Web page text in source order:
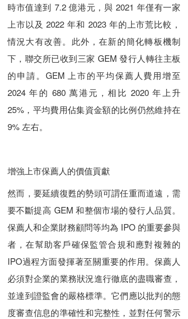
時市值達到 7.2 億港元，與 2021 年僅有一家
上市以及 2022 年和 2023 年的上市荒比較，
情況大有改善。此外，在新的簡化轉板機制
下，聯交所已收到三家 GEM 發行人轉往主板
的申請。GEM 上市的平均保薦人費用增至
2024 年的 680 萬港元，相比 2020 年上升
25%，平均費用佔集資金額的比例仍然維持在
9% 左右。
增強上市保薦人的價值貢獻
然而，要延續復甦的勢頭可謂任重而道遠，需
要不斷提高 GEM 和整個市場的發行人品質。
保薦人和企業財務顧問等均為 IPO 的重要參與
者，在幫助客戶確保監管合規和應對複雜的
IPO過程方面發揮著至關重要的作用。保薦人
必須對企業的業務狀況進行徹底的盡職審查，
並達到證監會的嚴格標準。它們應以批判的態
度審查信息的準確性和完整性，並對任何警示